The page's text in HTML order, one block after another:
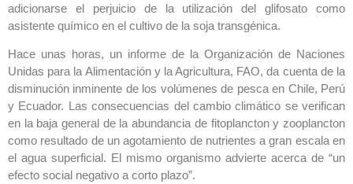
adicionarse el perjuicio de la utilización del glifosato como
asistente químico en el cultivo de la soja transgénica.
Hace unas horas, un informe de la Organización de Naciones
Unidas para la Alimentación y la Agricultura, FAO, da cuenta de la
disminución inminente de los volúmenes de pesca en Chile, Perú
y Ecuador. Las consecuencias del cambio climático se verifican
en la baja general de la abundancia de fitoplancton y zooplancton
como resultado de un agotamiento de nutrientes a gran escala en
el agua superficial. El mismo organismo advierte acerca de “un
efecto social negativo a corto plazo”.